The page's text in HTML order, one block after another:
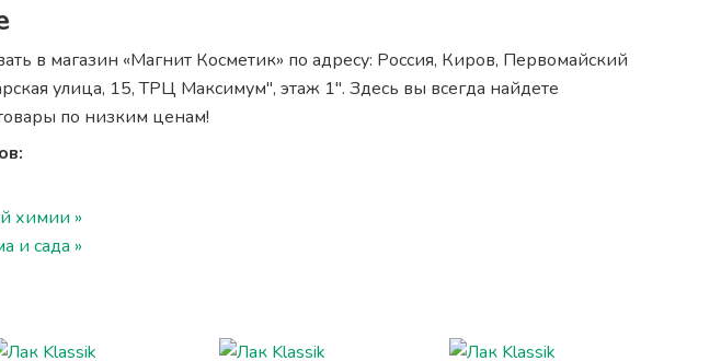
в магазин «Магнит Косметик» по адресу: Россия, Киров, Первомайский
улица, 15, ТРЦ Максимум", этаж 1". Здесь вы всегда найдете
по низким ценам!
химии »
и сада »